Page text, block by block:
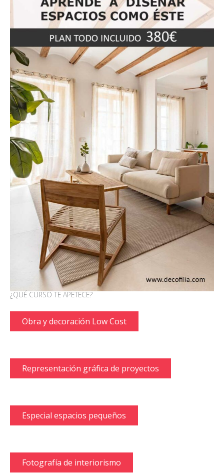
¿QUÉ CURSO TE APETECE?
Obra y decoración Low Cost
Representación gráfica de proyectos
Especial espacios pequeños
Fotografía de interiorismo